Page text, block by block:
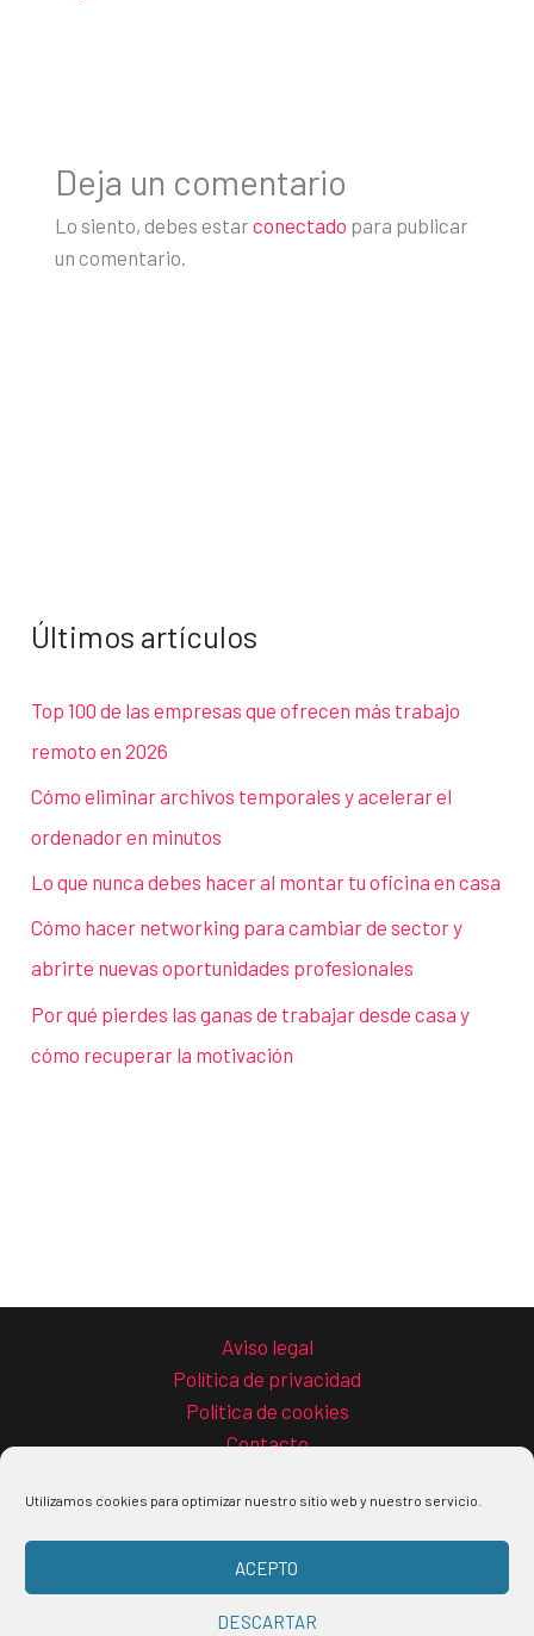
Utilizamos cookies para optimizar nuestro sitio web y nuestro servicio.
ACEPTO
DESCARTAR
Deja un comentario
Lo siento, debes estarconectado para publicar
un comentario.
Últimos artículos
Top 100 de las empresas que ofrecen más trabajo
remoto en 2026
Cómo eliminar archivos temporales y acelerar el
ordenador en minutos
Lo que nunca debes hacer al montar tu oficina en casa
Cómo hacer networking para cambiar de sector y
abrirte nuevas oportunidades profesionales
Por qué pierdes las ganas de trabajar desde casa y
cómo recuperar la motivación
Aviso legal
Política de privacidad
Política de cookies
Contacto
Copyright © 2026 La guía del teletrabajo